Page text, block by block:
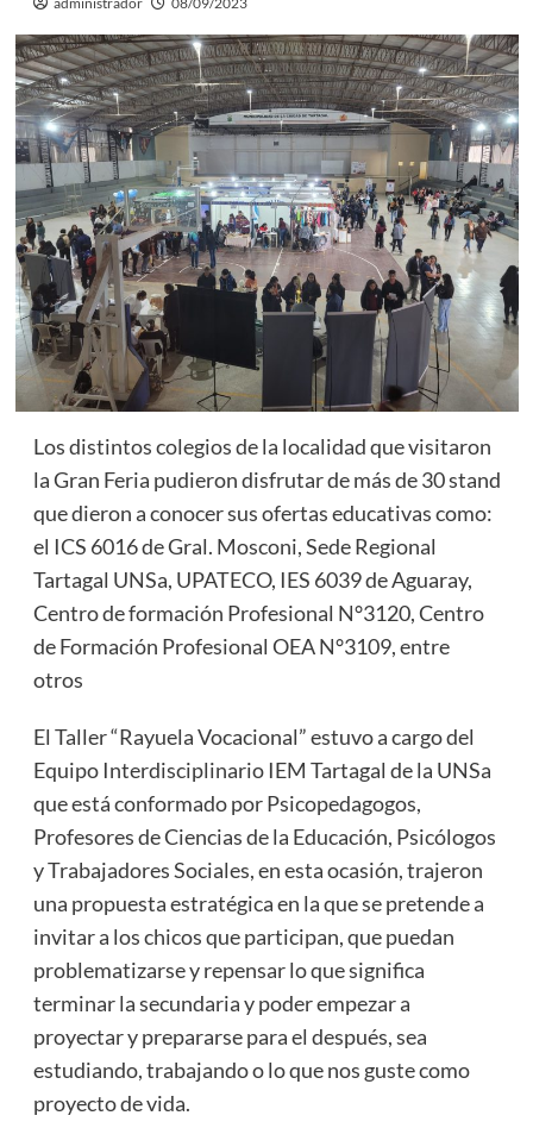
Los distintos colegios de la localidad que visitaron
la Gran Feria pudieron disfrutar de más de 30 stand
que dieron a conocer sus ofertas educativas como:
el ICS 6016 de Gral. Mosconi, Sede Regional
Tartagal UNSa, UPATECO, IES 6039 de Aguaray,
Centro de formación Profesional N°3120, Centro
de Formación Profesional OEA N°3109, entre
otros
El Taller “Rayuela Vocacional” estuvo a cargo del
Equipo Interdisciplinario IEM Tartagal de la UNSa
que está conformado por Psicopedagogos,
Profesores de Ciencias de la Educación, Psicólogos
y Trabajadores Sociales, en esta ocasión, trajeron
una propuesta estratégica en la que se pretende a
invitar a los chicos que participan, que puedan
problematizarse y repensar lo que significa
terminar la secundaria y poder empezar a
proyectar y prepararse para el después, sea
estudiando, trabajando o lo que nos guste como
proyecto de vida.